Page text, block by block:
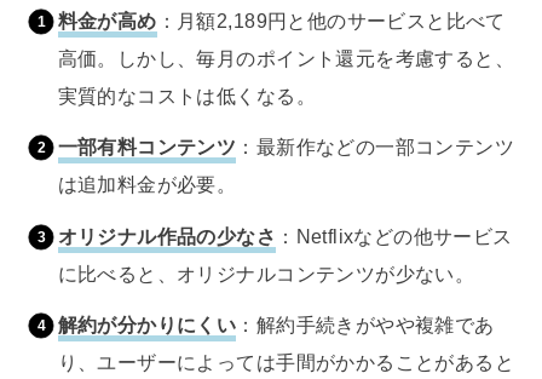
料金が高め ：月額2,189円と他のサービスと比べて
高価。しかし、毎月のポイント還元を考慮すると、
実質的なコストは低くなる。
一部有料コンテンツ ：最新作などの一部コンテンツ
は追加料金が必要。
オリジナル作品の少なさ ：Netflixなどの他サービス
に比べると、オリジナルコンテンツが少ない。
解約が分かりにくい ：解約手続きがやや複雑であ
り、ユーザーによっては手間がかかることがあると